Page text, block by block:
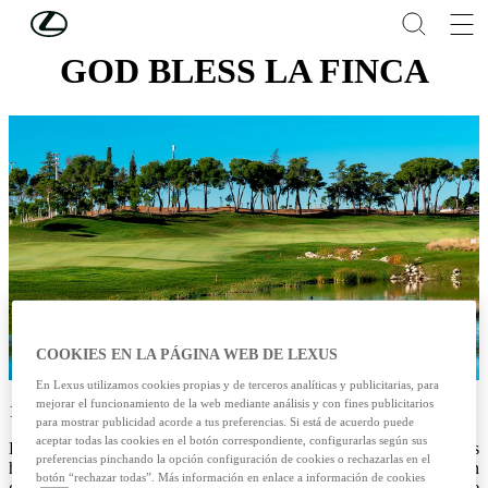
Skip to Main Content
GOD BLESS LA FINCA
17/06/2024
Bless Hotel Madrid diseña experiencias a medida para sus
huéspedes, ofreciendo vivencias únicas de lujo para aquellos con
COOKIES EN LA PÁGINA WEB DE LEXUS
En Lexus utilizamos cookies propias y de terceros analíticas y publicitarias, para
mejorar el funcionamiento de la web mediante análisis y con fines publicitarios
para mostrar publicidad acorde a tus preferencias. Si está de acuerdo puede
aceptar todas las cookies en el botón correspondiente, configurarlas según sus
preferencias pinchando la opción configuración de cookies o rechazarlas en el
botón “rechazar todas”. Más información en enlace a información de cookies